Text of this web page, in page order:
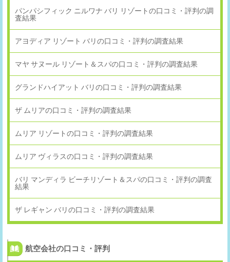
パンパシフィック ニルワナ バリ リゾートの口コミ・評判の調
査結果
アヨディア リゾート バリの口コミ・評判の調査結果
マヤ サヌール リゾート＆スパの口コミ・評判の調査結果
グランドハイアット バリの口コミ・評判の調査結果
ザ ムリアの口コミ・評判の調査結果
ムリア リゾートの口コミ・評判の調査結果
ムリア ヴィラスの口コミ・評判の調査結果
バリ マンディラ ビーチリゾート＆スパの口コミ・評判の調査
結果
ザ レギャン バリの口コミ・評判の調査結果
航空会社の口コミ・評判